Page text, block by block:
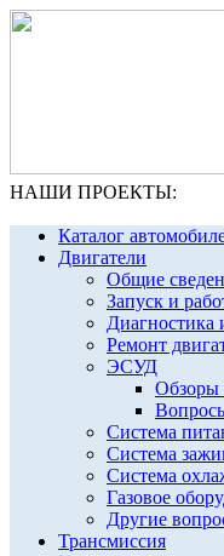
НАШИ ПРОЕКТЫ:
Каталог
Двигатели
Общие
Запуск и
Диагностика
Ремонт
ЭСУД
Обзоры
Система
Система
Система
Газовое
Другие
Трансмиссия